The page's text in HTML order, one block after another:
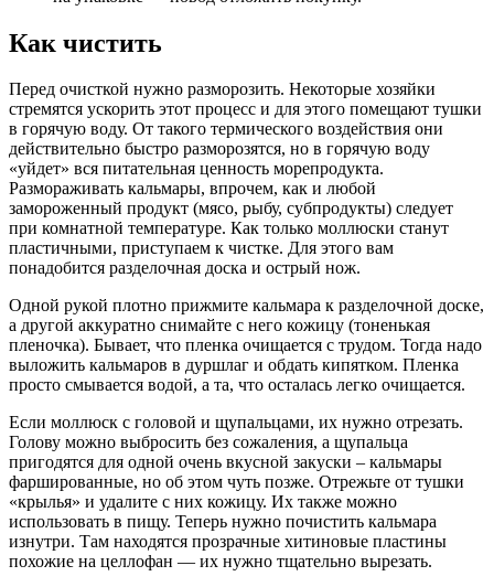
Как чистить
Перед очисткой нужно разморозить. Некоторые хозяйки
стремятся ускорить этот процесс и для этого помещают тушки
в горячую воду. От такого термического воздействия они
действительно быстро разморозятся, но в горячую воду
«уйдет» вся питательная ценность морепродукта.
Размораживать кальмары, впрочем, как и любой
замороженный продукт (мясо, рыбу, субпродукты) следует
при комнатной температуре. Как только моллюски станут
пластичными, приступаем к чистке. Для этого вам
понадобится разделочная доска и острый нож.
Одной рукой плотно прижмите кальмара к разделочной доске,
а другой аккуратно снимайте с него кожицу (тоненькая
пленочка). Бывает, что пленка очищается с трудом. Тогда надо
выложить кальмаров в дуршлаг и обдать кипятком. Пленка
просто смывается водой, а та, что осталась легко очищается.
Если моллюск с головой и щупальцами, их нужно отрезать.
Голову можно выбросить без сожаления, а щупальца
пригодятся для одной очень вкусной закуски – кальмары
фаршированные, но об этом чуть позже. Отрежьте от тушки
«крылья» и удалите с них кожицу. Их также можно
использовать в пищу. Теперь нужно почистить кальмара
изнутри. Там находятся прозрачные хитиновые пластины
похожие на целлофан — их нужно тщательно вырезать.